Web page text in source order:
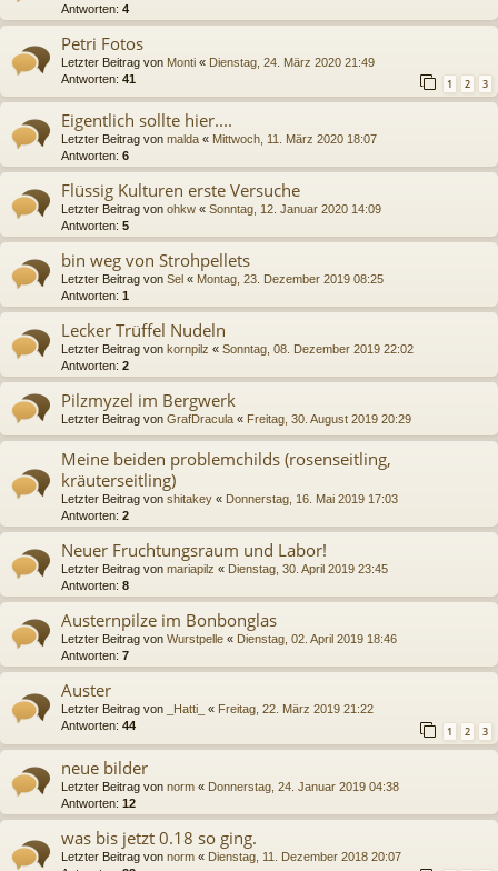
Antworten: 4
Petri Fotos
Letzter Beitrag von Monti « Dienstag, 24. März 2020 21:49
Antworten: 41 1 2 3
Eigentlich sollte hier....
Letzter Beitrag von malda « Mittwoch, 11. März 2020 18:07
Antworten: 6
Flüssig Kulturen erste Versuche
Letzter Beitrag von ohkw « Sonntag, 12. Januar 2020 14:09
Antworten: 5
bin weg von Strohpellets
Letzter Beitrag von Sel « Montag, 23. Dezember 2019 08:25
Antworten: 1
Lecker Trüffel Nudeln
Letzter Beitrag von kornpilz « Sonntag, 08. Dezember 2019 22:02
Antworten: 2
Pilzmyzel im Bergwerk
Letzter Beitrag von GrafDracula « Freitag, 30. August 2019 20:29
Meine beiden problemchilds (rosenseitling,
kräuterseitling)
Letzter Beitrag von shitakey « Donnerstag, 16. Mai 2019 17:03
Antworten: 2
Neuer Fruchtungsraum und Labor!
Letzter Beitrag von mariapilz « Dienstag, 30. April 2019 23:45
Antworten: 8
Austernpilze im Bonbonglas
Letzter Beitrag von Wurstpelle « Dienstag, 02. April 2019 18:46
Antworten: 7
Auster
Letzter Beitrag von _Hatti_ « Freitag, 22. März 2019 21:22
Antworten: 44 1 2 3
neue bilder
Letzter Beitrag von norm « Donnerstag, 24. Januar 2019 04:38
Antworten: 12
was bis jetzt 0.18 so ging.
Letzter Beitrag von norm « Dienstag, 11. Dezember 2018 20:07